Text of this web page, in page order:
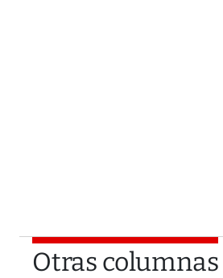
Otras columnas